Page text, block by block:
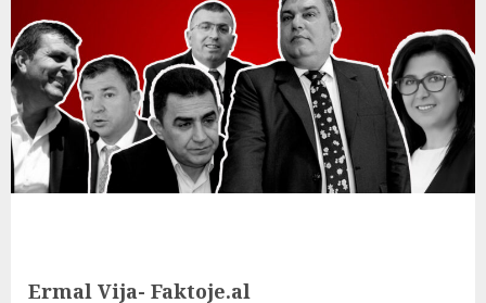
Ermal Vija- Faktoje.al